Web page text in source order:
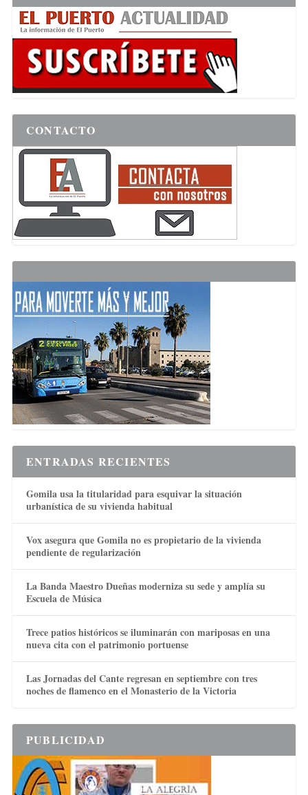
CONTACTO
ENTRADAS RECIENTES
Gomila usa la titularidad para esquivar la situación
urbanística de su vivienda habitual
Vox asegura que Gomila no es propietario de la vivienda
pendiente de regularización
La Banda Maestro Dueñas moderniza su sede y amplía su
Escuela de Música
Trece patios históricos se iluminarán con mariposas en una
nueva cita con el patrimonio portuense
Las Jornadas del Cante regresan en septiembre con tres
noches de flamenco en el Monasterio de la Victoria
PUBLICIDAD